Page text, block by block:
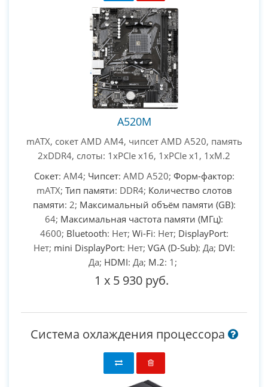
A520M
mATX, сокет AMD AM4, чипсет AMD A520, память
2xDDR4, слоты: 1xPCIe x16, 1xPCIe x1, 1xM.2
Сокет: AM4; Чипсет: AMD A520; Форм-фактор:
mATX; Тип памяти: DDR4; Количество слотов
памяти: 2; Максимальный объём памяти (GB):
64; Максимальная частота памяти (МГц):
4600; Bluetooth: Нет; Wi-Fi: Нет; DisplayPort:
Нет; mini DisplayPort: Нет; VGA (D-Sub): Да; DVI:
Да; HDMI: Да; M.2: 1;
1 x 5 930 руб.
Система охлаждения процессора